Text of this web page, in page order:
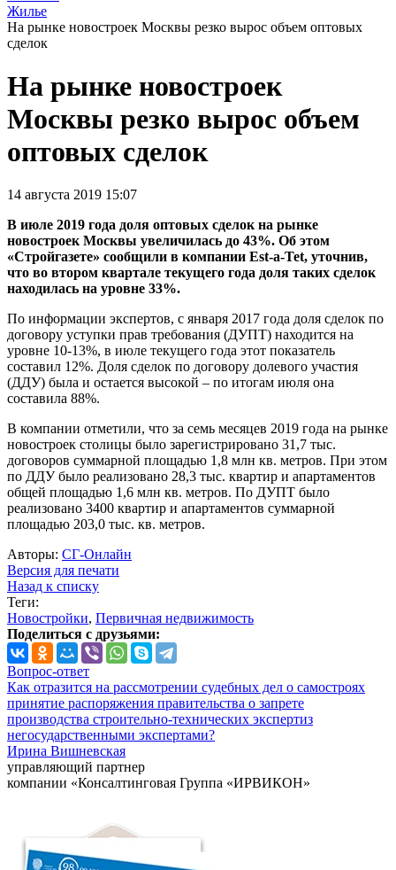
Жилье
На рынке новостроек Москвы резко вырос объем оптовых
сделок
На рынке новостроек
Москвы резко вырос объем
оптовых сделок
14 августа 2019 15:07
В июле 2019 года доля оптовых сделок на рынке
новостроек Москвы увеличилась до 43%. Об этом
«Стройгазете» сообщили в компании Est-a-Tet, уточнив,
что во втором квартале текущего года доля таких сделок
находилась на уровне 33%.
По информации экспертов, с января 2017 года доля сделок по
договору уступки прав требования (ДУПТ) находится на
уровне 10-13%, в июле текущего года этот показатель
составил 12%. Доля сделок по договору долевого участия
(ДДУ) была и остается высокой – по итогам июля она
составила 88%.
В компании отметили, что за семь месяцев 2019 года на рынке
новостроек столицы было зарегистрировано 31,7 тыс.
договоров суммарной площадью 1,8 млн кв. метров. При этом
по ДДУ было реализовано 28,3 тыс. квартир и апартаментов
общей площадью 1,6 млн кв. метров. По ДУПТ было
реализовано 3400 квартир и апартаментов суммарной
площадью 203,0 тыс. кв. метров.
Авторы: СГ-Онлайн
Версия для печати
Назад к списку
Теги:
Новостройки, Первичная недвижимость
Поделиться с друзьями:
Вопрос-ответ
Как отразится на рассмотрении судебных дел о самостроях
принятие распоряжения правительства о запрете
производства строительно-технических экспертиз
негосударственными экспертами?
Ирина Вишневская
управляющий партнер
компании «Консалтинговая Группа «ИРВИКОН»